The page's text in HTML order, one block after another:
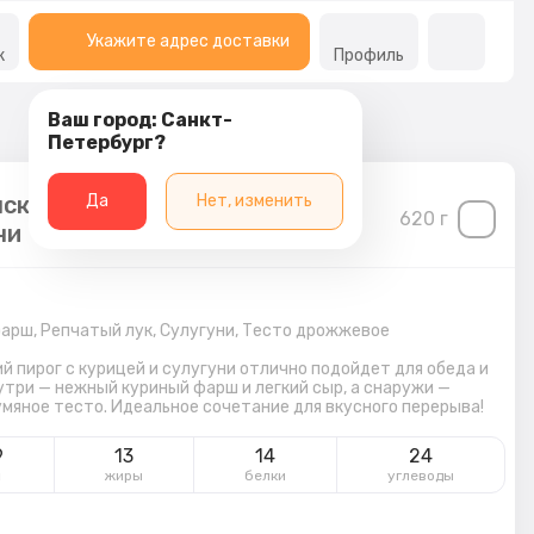
Укажите адрес доставки
Ваш город: Санкт-
Петербург?
Да Нет, изменить
Профиль
пирог с курицей и
620 г
Репчатый лук, Сулугуни, Тесто дрожжевое
пирог с курицей и сулугуни отлично подойдет для обеда и
— нежный куриный фарш и легкий сыр, а снаружи —
тесто. Идеальное сочетание для вкусного перерыва!
13
жиры
14
белки
24
углеводы